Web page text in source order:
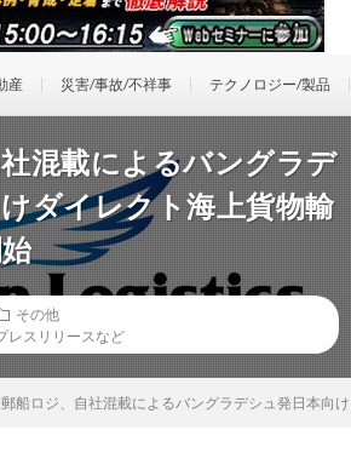
産 災害/事故/不祥事 テクノロジー/製品
混載によるバングラデ
ダイレクト海上貨物輸
その他
レスリリースなど
郵船ロジ、自社混載によるバングラデシュ発日本向